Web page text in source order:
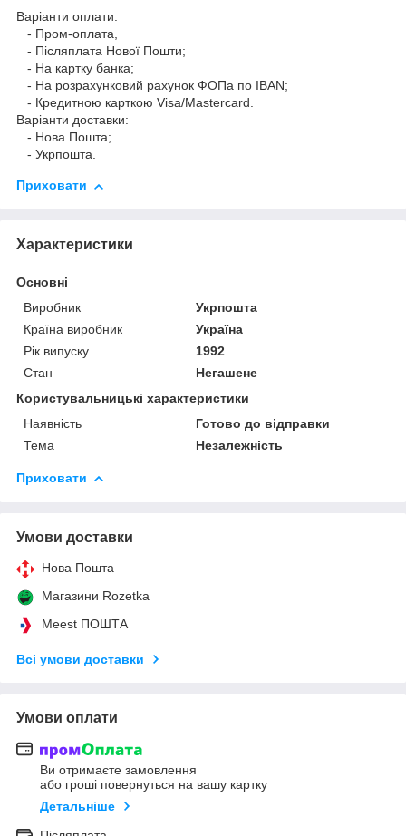
Варіанти оплати:
- Пром-оплата,
- Післяплата Нової Пошти;
- На картку банка;
- На розрахунковий рахунок ФОПа по IBAN;
- Кредитною карткою Visa/Mastercard.
Варіанти доставки:
- Нова Пошта;
- Укрпошта.
Приховати
Характеристики
Основні
Виробник
Укрпошта
Країна виробник
Україна
Рік випуску
1992
Стан
Негашене
Користувальницькі характеристики
Наявність
Готово до відправки
Тема
Незалежність
Приховати
Умови доставки
Нова Пошта
Магазини Rozetka
Meest ПОШТА
Всі умови доставки
Умови оплати
Ви отримаєте замовлення
або гроші повернуться на вашу картку
Детальніше